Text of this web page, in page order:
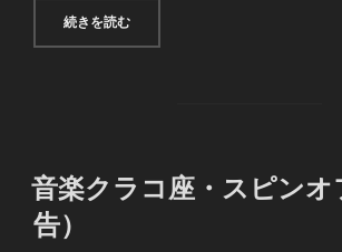
続きを読む“音楽クラコ座・スピンオフ「磯
音楽クラコ座・スピンオ
告）